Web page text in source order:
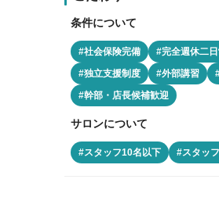
条件について
#社会保険完備 #完全週休二日
#独立支援制度
#外部講習
#幹部・店長候補歓迎
サロンについて
#スタッフ10名以下 #スタッ